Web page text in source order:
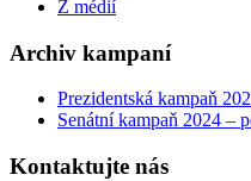
Z médií
Archiv kampaní
Prezidentská kampaň
Senátní kampaň 2024 –
Kontaktujte nás